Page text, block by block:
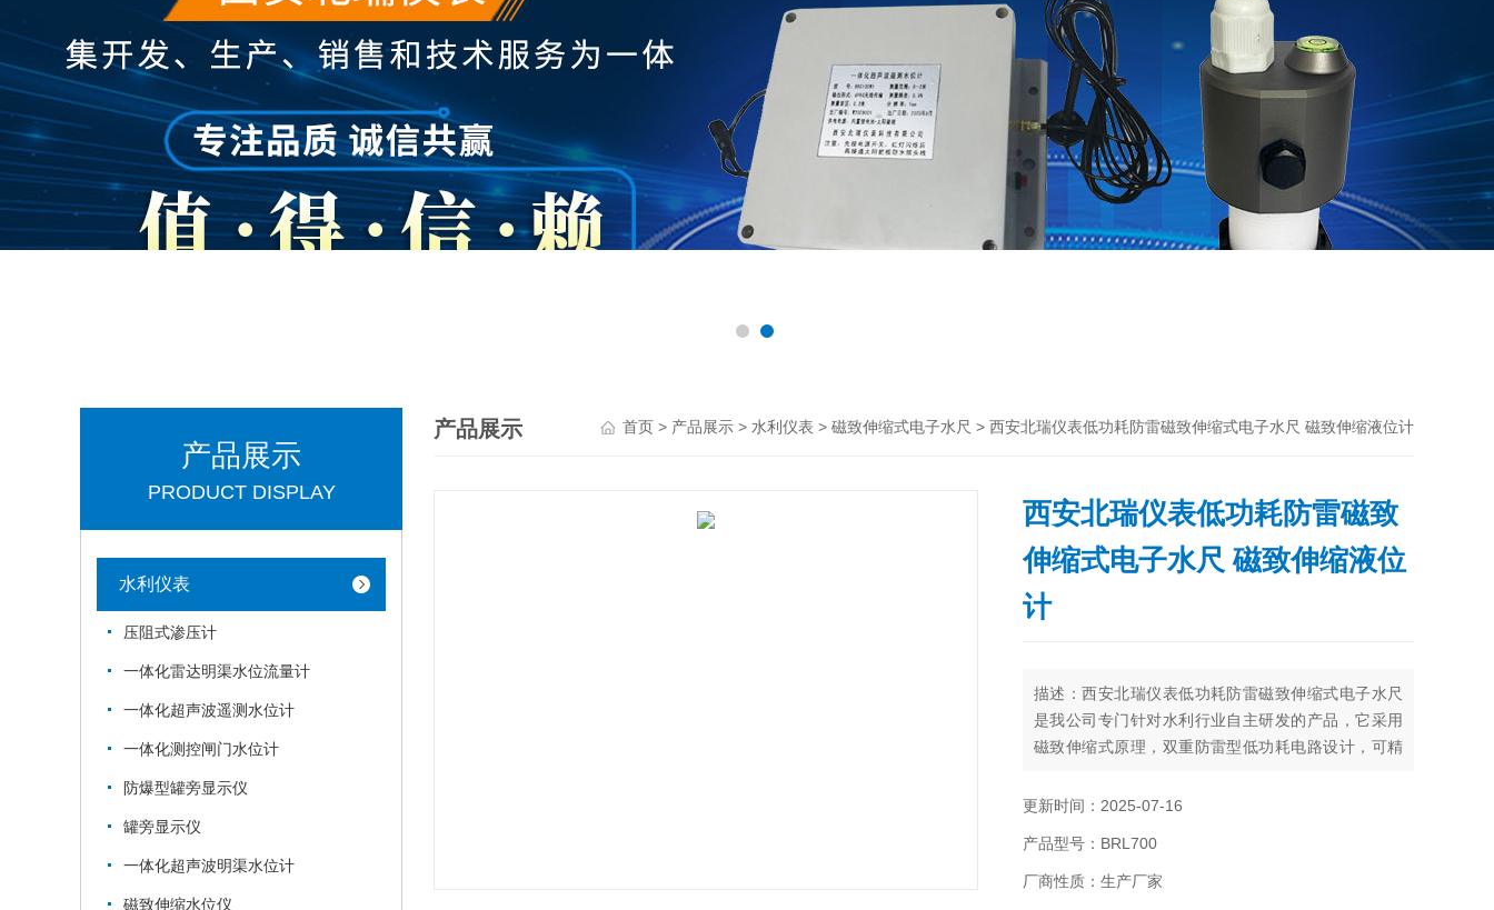
产品展示
PRODUCT DISPLAY
水利仪表
压阻式渗压计
一体化雷达明渠水位流量计
一体化超声波遥测水位计
一体化测控闸门水位计
防爆型罐旁显示仪
罐旁显示仪
一体化超声波明渠水位计
磁致伸缩水位仪
产品展示 首页 > 产品展示 > 水利仪表 > 磁致伸缩式电子水尺 > 西安北瑞仪表低功耗防雷磁致伸缩式电子水尺 磁致伸缩液位计
西安北瑞仪表低功耗防雷磁致
伸缩式电子水尺 磁致伸缩液位
计
描述：西安北瑞仪表低功耗防雷磁致伸缩式电子水尺
是我公司专门针对水利行业自主研发的产品，它采用
磁致伸缩式原理，双重防雷型低功耗电路设计，可精
内径80mm以上的水位标尺测量筒或钢管筒内（在测
渠侧壁、闸门侧壁、桥桩或水尺等，将本产品安装于
相应的可固定直立壁面上。
更新时间：2025-07-16
产品型号：BRL700
厂商性质：生产厂家